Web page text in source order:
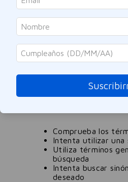
ORDENAR POR
0
No se encontró ningún
Comprueba los
Intenta utilizar una
Utiliza términos
búsqueda
Intenta buscar
deseado